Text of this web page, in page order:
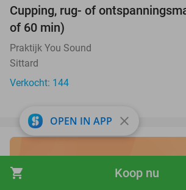
shopping_cart Koop nu
Cupping, rug- of
of 60 min)
Praktijk You Sound
Sittard
Verkocht: 144
Ontdek de beste
OPEN IN APP close